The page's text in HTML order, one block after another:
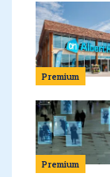
Premium
Premium